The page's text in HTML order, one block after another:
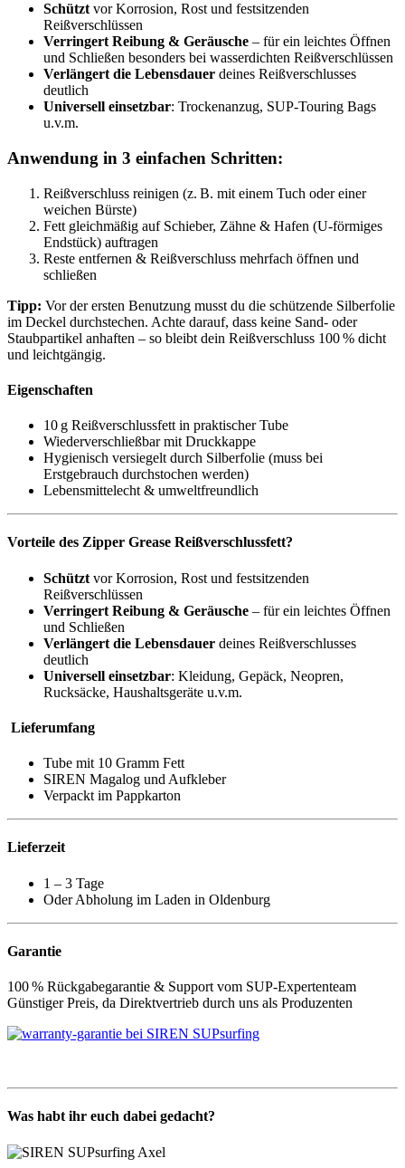
Schützt vor Korrosion, Rost und festsitzenden
Reißverschlüssen
Verringert Reibung & Geräusche – für ein leichtes Öffnen
und Schließen besonders bei wasserdichten Reißverschlüssen
Verlängert die Lebensdauer deines Reißverschlusses
deutlich
Universell einsetzbar: Trockenanzug, SUP-Touring Bags
u.v.m.
Anwendung in 3 einfachen Schritten:
Reißverschluss reinigen (z. B. mit einem Tuch oder einer
weichen Bürste)
Fett gleichmäßig auf Schieber, Zähne & Hafen (U-förmiges
Endstück) auftragen
Reste entfernen & Reißverschluss mehrfach öffnen und
schließen
Tipp: Vor der ersten Benutzung musst du die schützende Silberfolie
im Deckel durchstechen. Achte darauf, dass keine Sand- oder
Staubpartikel anhaften – so bleibt dein Reißverschluss 100 % dicht
und leichtgängig.
Eigenschaften
10 g Reißverschlussfett in praktischer Tube
Wiederverschließbar mit Druckkappe
Hygienisch versiegelt durch Silberfolie (muss bei
Erstgebrauch durchstochen werden)
Lebensmittelecht & umweltfreundlich
Vorteile des Zipper Grease Reißverschlussfett?
Schützt vor Korrosion, Rost und festsitzenden
Reißverschlüssen
Verringert Reibung & Geräusche – für ein leichtes Öffnen
und Schließen
Verlängert die Lebensdauer deines Reißverschlusses
deutlich
Universell einsetzbar: Kleidung, Gepäck, Neopren,
Rucksäcke, Haushaltsgeräte u.v.m.
Lieferumfang
Tube mit 10 Gramm Fett
SIREN Magalog und Aufkleber
Verpackt im Pappkarton
Lieferzeit
1 – 3 Tage
Oder Abholung im Laden in Oldenburg
Garantie
100 % Rückgabegarantie & Support vom SUP-Expertenteam
Günstiger Preis, da Direktvertrieb durch uns als Produzenten
Was habt ihr euch dabei gedacht?